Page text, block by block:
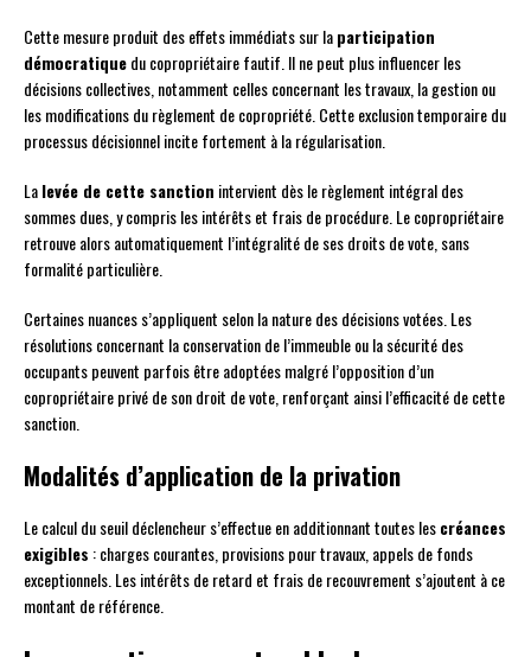
Cette mesure produit des effets immédiats sur laparticipation
démocratiquedu copropriétaire fautif. Il ne peut plus influencer les
décisions collectives, notamment celles concernant les travaux, la gestion ou
les modifications du règlement de copropriété. Cette exclusion temporaire du
processus décisionnel incite fortement à la régularisation.
Lalevée de cette sanction intervient dès le règlement intégral des
sommes dues, y compris les intérêts et frais de procédure. Le copropriétaire
retrouve alors automatiquement l’intégralité de ses droits de vote, sans
formalité particulière.
Certaines nuances s’appliquent selon la nature des décisions votées. Les
résolutions concernant la conservation de l’immeuble ou la sécurité des
occupants peuvent parfois être adoptées malgré l’opposition d’un
copropriétaire privé de son droit de vote, renforçant ainsi l’efficacité de cette
sanction.
Modalités d’application de la privation
Le calcul du seuil déclencheur s’effectue en additionnant toutes lescréances
exigibles : charges courantes, provisions pour travaux, appels de fonds
exceptionnels. Les intérêts de retard et frais de recouvrement s’ajoutent à ce
montant de référence.